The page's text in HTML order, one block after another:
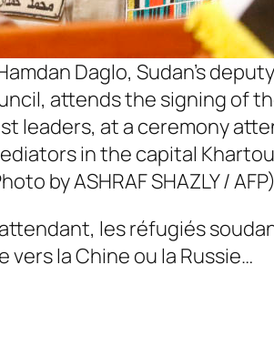
Daglo, Sudan’s
attends the signing of
leaders, at a ceremony
in the capital
by ASHRAF SHAZLY / AFP)
les réfugiés
la Chine ou la Russie…